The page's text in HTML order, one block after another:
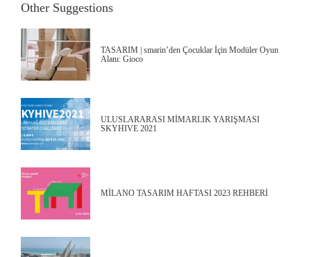
Other Suggestions
TASARIM | smarin’den Çocuklar İçin Modüler Oyun
Alanı: Gioco
ULUSLARARASI MİMARLIK YARIŞMASI
SKYHIVE 2021
MİLANO TASARIM HAFTASI 2023 REHBERİ